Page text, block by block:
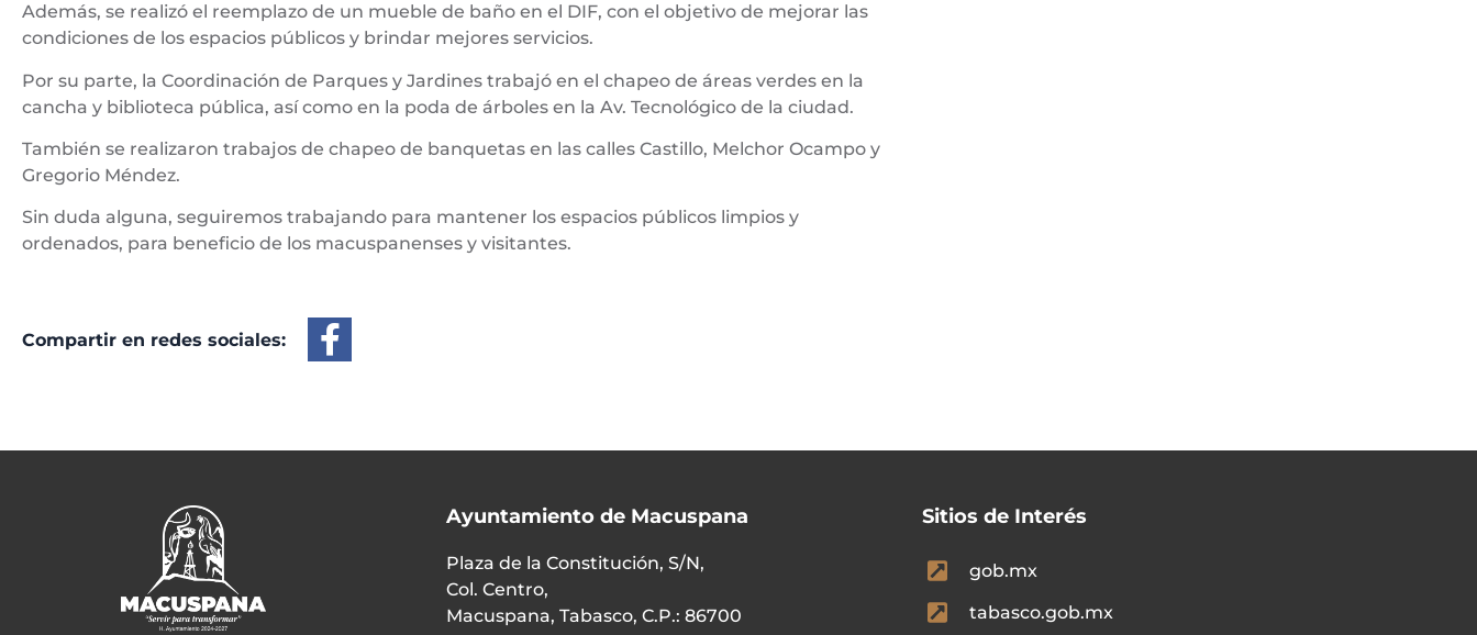
Además, se realizó el reemplazo de un mueble de baño en el DIF, con el objetivo de mejorar las
condiciones de los espacios públicos y brindar mejores servicios.
Por su parte, la Coordinación de Parques y Jardines trabajó en el chapeo de áreas verdes en la
cancha y biblioteca pública, así como en la poda de árboles en la Av. Tecnológico de la ciudad.
También se realizaron trabajos de chapeo de banquetas en las calles Castillo, Melchor Ocampo y
Gregorio Méndez.
Sin duda alguna, seguiremos trabajando para mantener los espacios públicos limpios y
ordenados, para beneficio de los macuspanenses y visitantes.
Compartir en redes sociales:
Ayuntamiento de Macuspana
Plaza de la Constitución, S/N,
Col. Centro,
Macuspana, Tabasco, C.P.: 86700
Sitios de Interés
gob.mx
tabasco.gob.mx